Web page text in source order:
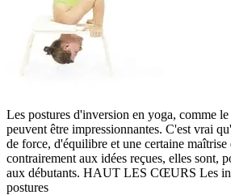
Les postures d'inversion en yoga, comme
peuvent être impressionnantes. C'est vrai
de force, d'équilibre et une certaine maîtrise
contrairement aux idées reçues, elles sont,
aux débutants. HAUT LES CŒURS Les
postures